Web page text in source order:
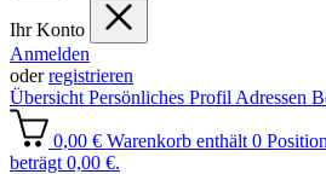
Ihr Konto
Anmelden
oderregistrieren
Übersicht Persönliches Profil Adressen
0,00 € Warenkorb enthält 0
beträgt 0,00 €.